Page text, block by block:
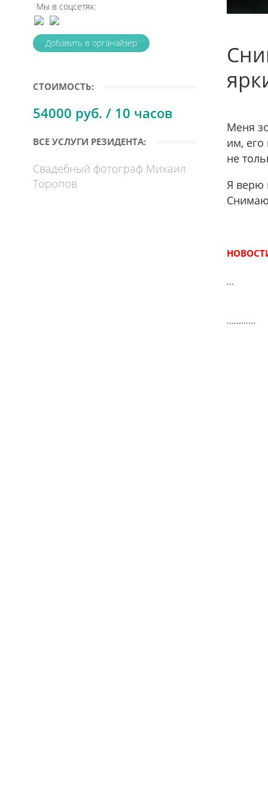
Мы в соцсетях:
Добавить в органайзер
СТОИМОСТЬ:
54000 руб. / 10 часов
ВСЕ УСЛУГИ РЕЗИДЕНТА:
Свадебный фотограф Михаил
Торопов
Меня
им,
не
Я верю
...
............